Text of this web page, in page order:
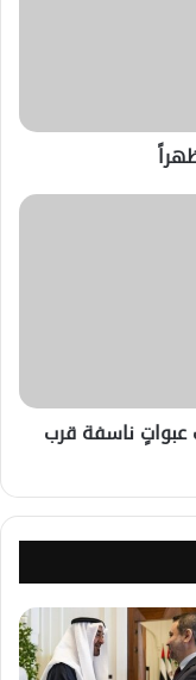
عبواتٍ ناسفة قرب